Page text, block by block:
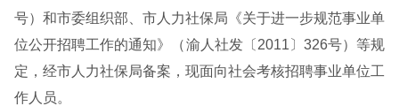
号）和市委组织部、市人力社保局《关于进一步规范事业单
位公开招聘工作的通知》（渝人社发〔2011〕326号）等规
定，经市人力社保局备案，现面向社会考核招聘事业单位工
作人员。